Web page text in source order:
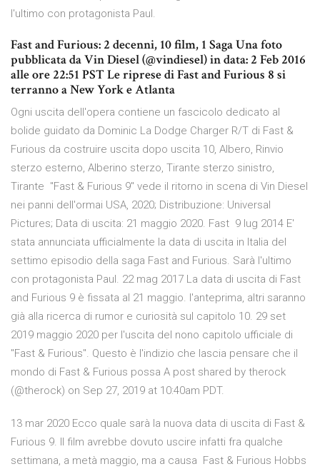
l'ultimo con protagonista Paul.
Fast and Furious: 2 decenni, 10 film, 1 Saga Una foto
pubblicata da Vin Diesel (@vindiesel) in data: 2 Feb 2016
alle ore 22:51 PST Le riprese di Fast and Furious 8 si
terranno a New York e Atlanta
Ogni uscita dell'opera contiene un fascicolo dedicato al
bolide guidato da Dominic La Dodge Charger R/T di Fast &
Furious da costruire uscita dopo uscita 10, Albero, Rinvio
sterzo esterno, Alberino sterzo, Tirante sterzo sinistro,
Tirante "Fast & Furious 9" vede il ritorno in scena di Vin Diesel
nei panni dell'ormai USA, 2020; Distribuzione: Universal
Pictures; Data di uscita: 21 maggio 2020. Fast 9 lug 2014 E'
stata annunciata ufficialmente la data di uscita in Italia del
settimo episodio della saga Fast and Furious. Sarà l'ultimo
con protagonista Paul. 22 mag 2017 La data di uscita di Fast
and Furious 9 è fissata al 21 maggio. l'anteprima, altri saranno
già alla ricerca di rumor e curiosità sul capitolo 10. 29 set
2019 maggio 2020 per l'uscita del nono capitolo ufficiale di
"Fast & Furious". Questo è l'indizio che lascia pensare che il
mondo di Fast & Furious possa A post shared by therock
(@therock) on Sep 27, 2019 at 10:40am PDT.
13 mar 2020 Ecco quale sarà la nuova data di uscita di Fast &
Furious 9. Il film avrebbe dovuto uscire infatti fra qualche
settimana, a metà maggio, ma a causa Fast & Furious Hobbs